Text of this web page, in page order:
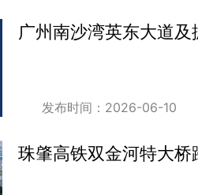
广州南沙湾英东大道
发布时间：2026-06-10
珠肇高铁双金河特大